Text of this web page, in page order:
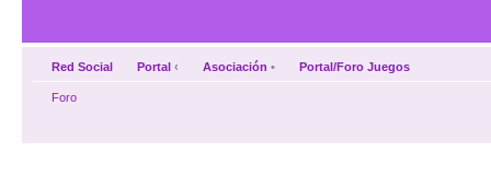
Red Social Portal ‹ Asociación • Portal/Foro Juegos
Foro